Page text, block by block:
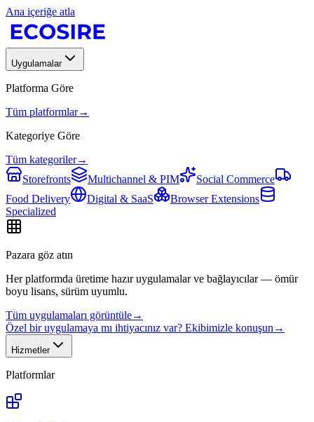
Ana içeriğe atla
Uygulamalar
Platforma Göre
Tüm platformlar→
Kategoriye Göre
Tüm kategoriler→
Storefronts
Multichannel & PIM
Social Commerce
Food Delivery
Digital & SaaS
Browser Extensions
Specialized
Pazara göz atın
Her platformda üretime hazır uygulamalar ve bağlayıcılar — ömür
boyu lisans, sürüm uyumlu.
Tüm uygulamaları görüntüle→
Özel bir uygulamaya mı ihtiyacınız var? Ekibimizle konuşun →
Hizmetler
Platformlar